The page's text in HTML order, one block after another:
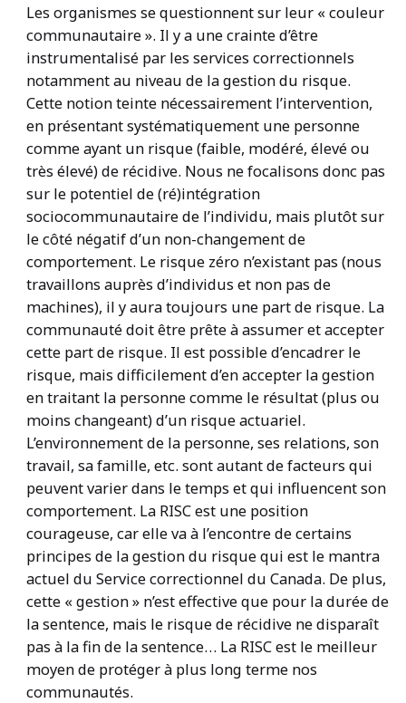
Les organismes se questionnent sur leur « couleur
communautaire ». Il y a une crainte d’être
instrumentalisé par les services correctionnels
notamment au niveau de la gestion du risque.
Cette notion teinte nécessairement l’intervention,
en présentant systématiquement une personne
comme ayant un risque (faible, modéré, élevé ou
très élevé) de récidive. Nous ne focalisons donc pas
sur le potentiel de (ré)intégration
sociocommunautaire de l’individu, mais plutôt sur
le côté négatif d’un non-changement de
comportement. Le risque zéro n’existant pas (nous
travaillons auprès d’individus et non pas de
machines), il y aura toujours une part de risque. La
communauté doit être prête à assumer et accepter
cette part de risque. Il est possible d’encadrer le
risque, mais difficilement d’en accepter la gestion
en traitant la personne comme le résultat (plus ou
moins changeant) d’un risque actuariel.
L’environnement de la personne, ses relations, son
travail, sa famille, etc. sont autant de facteurs qui
peuvent varier dans le temps et qui influencent son
comportement. La RISC est une position
courageuse, car elle va à l’encontre de certains
principes de la gestion du risque qui est le mantra
actuel du Service correctionnel du Canada. De plus,
cette « gestion » n’est effective que pour la durée de
la sentence, mais le risque de récidive ne disparaît
pas à la fin de la sentence… La RISC est le meilleur
moyen de protéger à plus long terme nos
communautés.